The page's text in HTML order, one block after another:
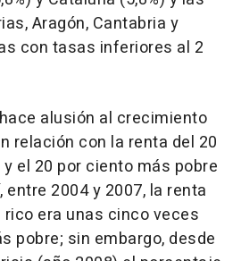
Aragón, Cantabria y
con tasas inferiores al 2
alusión al crecimiento
relación con la renta del 20
el 20 por ciento más pobre
entre 2004 y 2007, la renta
era unas cinco veces
pobre; sin embargo, desde